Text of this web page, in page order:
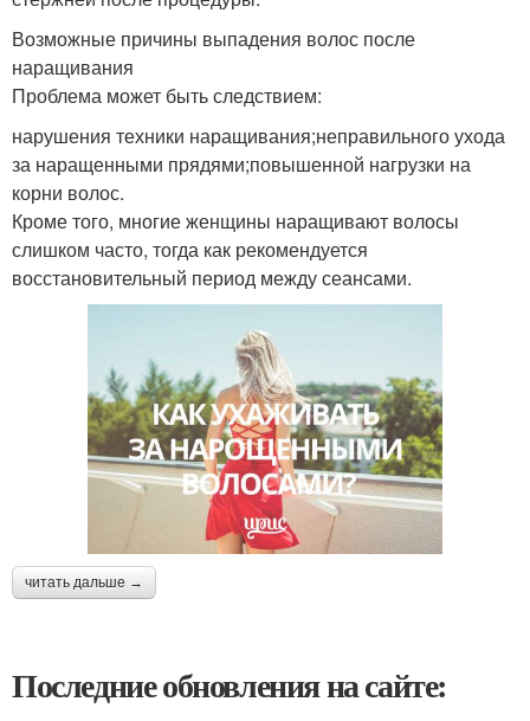
Возможные причины выпадения волос после
наращивания
Проблема может быть следствием:
нарушения техники наращивания;неправильного ухода
за наращенными прядями;повышенной нагрузки на
корни волос.
Кроме того, многие женщины наращивают волосы
слишком часто, тогда как рекомендуется
восстановительный период между сеансами.
читать дальше →
Последние обновления на сайте: